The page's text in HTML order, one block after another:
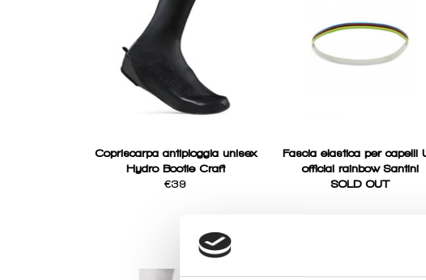
Copriscarpa antipioggia unisex
Hydro Bootie Craft
Regular
€39
Fascia elastica per capelli
official rainbow Santini
SOLD OUT